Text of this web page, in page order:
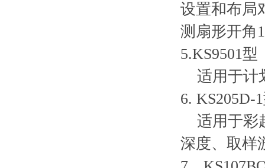
设置和布局
测扇形开角
5.KS9501型
适用于计
6. KS205D-
适用于彩
深度、取样